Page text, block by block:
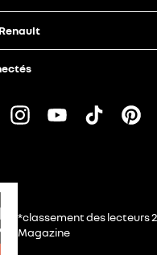
*classement des lecteurs
Magazine